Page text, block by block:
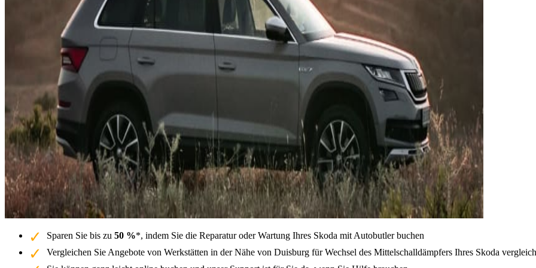
Sparen Sie bis zu 50 %*, indem Sie die Reparatur oder Wartung Ihres Skoda mit Autobutler buchen
Vergleichen Sie Angebote von Werkstätten in der Nähe von Duisburg für Wechsel des Mittelschalldämpfers Ihres Skoda